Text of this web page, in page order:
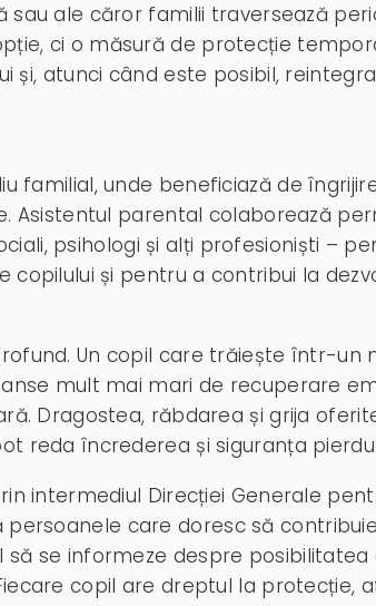
ale căror familii traversează
ci o măsură de protecție
și, atunci când este posibil,
familial, unde beneficiază de
Asistentul parental colaborează
psihologi și alți profesioniști –
copilului și pentru a contribui la
Un copil care trăiește într-un
mult mai mari de recuperare
Dragostea, răbdarea și grija
reda încrederea și siguranța
intermediul Direcției Generale
persoanele care doresc să
să se informeze despre posibilitatea
copil are dreptul la protecție,